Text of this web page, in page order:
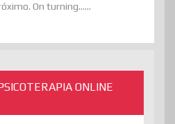
On turning......
ONLINE